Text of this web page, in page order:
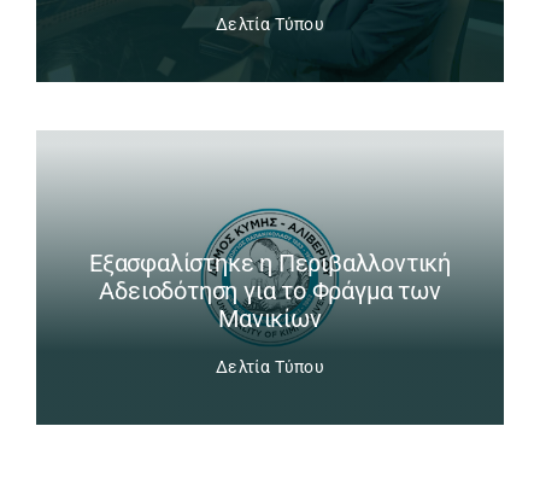
Δελτία Τύπου
Εξασφαλίστηκε η Περιβαλλοντική
Αδειοδότηση για το Φράγμα των
Μανικίων
Δελτία Τύπου